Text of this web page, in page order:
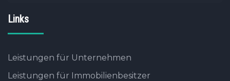
Links
Leistungen für Unternehmen
Leistungen für Immobilienbesitzer